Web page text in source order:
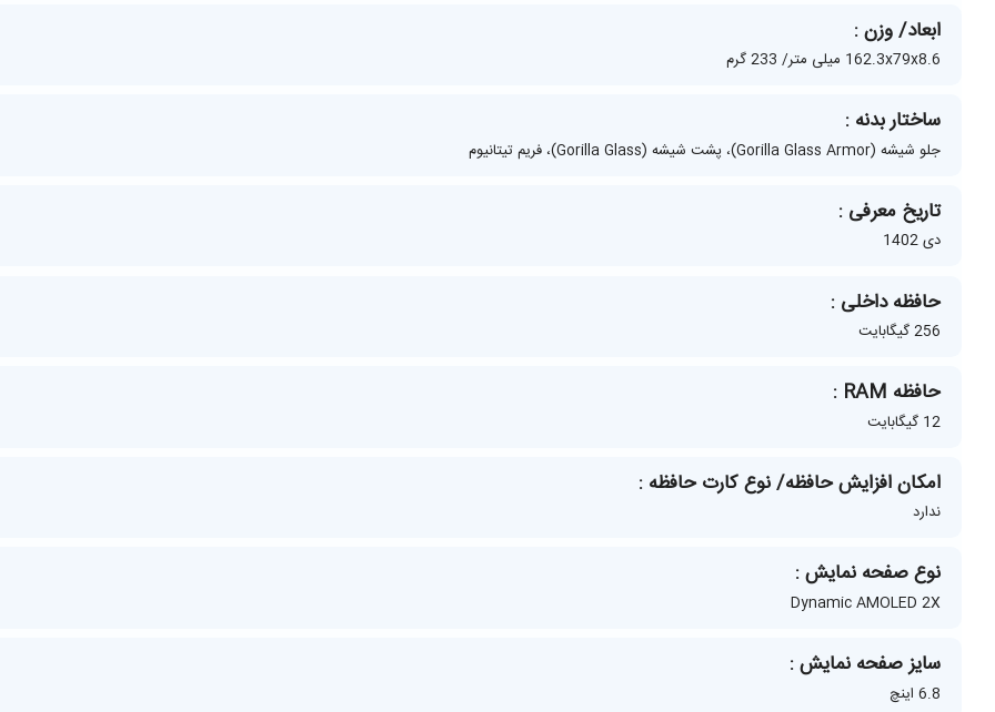
ابعاد/ وزن :
162.3x79x8.6 میلی‌ متر/ 233 گرم
ساختار بدنه :
جلو شیشه (Gorilla Glass Armor)، پشت شیشه (Gorilla Glass)، فریم تیتانیوم
تاریخ معرفی :
دی 1402
حافظه داخلی :
256 گیگابایت
حافظه RAM :
12 گیگابایت
امکان افزایش حافظه/ نوع کارت حافظه :
ندارد
نوع صفحه نمایش :
Dynamic AMOLED 2X
سایز صفحه نمایش :
6.8 اینچ